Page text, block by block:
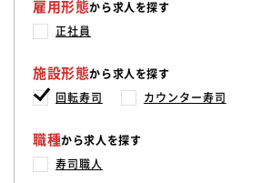
雇用形態から求人を探す
正社員
施設形態から求人を探す
回転寿司 カウンター寿司
職種から求人を探す
寿司職人